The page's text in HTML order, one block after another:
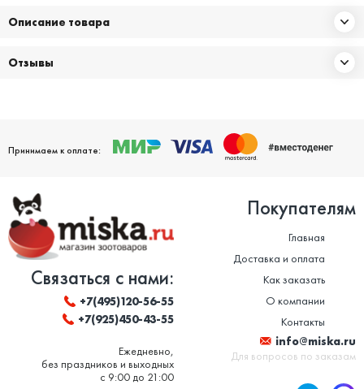
Описание товара
Отзывы
Принимаем к оплате:
Связаться с нами:
+7(495)120-56-55
+7(925)450-43-55
Ежедневно,
без праздников и выходных
с 9:00 до 21:00
Покупателям
Главная
Доставка и оплата
Как заказать
О компании
Контакты
info@miska.ru
Для вопросов по заказам